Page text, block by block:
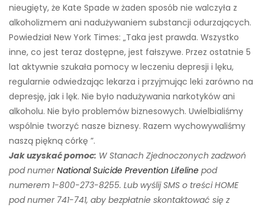
nieugięty, że Kate Spade w żaden sposób nie walczyła z
alkoholizmem ani nadużywaniem substancji odurzających.
Powiedział New York Times: „Taka jest prawda. Wszystko
inne, co jest teraz dostępne, jest fałszywe. Przez ostatnie 5
lat aktywnie szukała pomocy w leczeniu depresji i lęku,
regularnie odwiedzając lekarza i przyjmując leki zarówno na
depresję, jak i lęk. Nie było nadużywania narkotyków ani
alkoholu. Nie było problemów biznesowych. Uwielbialiśmy
wspólnie tworzyć nasze biznesy. Razem wychowywaliśmy
naszą piękną córkę ”.
Jak uzyskać pomoc: W Stanach Zjednoczonych zadzwoń
pod numerNational Suicide Prevention Lifeline pod
numerem 1-800-273-8255. Lub wyślij SMS o treści HOME
pod numer 741-741, aby bezpłatnie skontaktować się z